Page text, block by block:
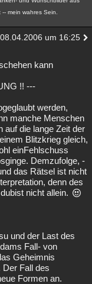
mein wahres Sein.
08.04.2006 um 16:25
kann
!! ---
werden,
manche Menschen
auf die lange Zeit der
Blitzkrieg gleich,
einFehlschuss
Demzufolge, -
das Rätsel ist nicht
denn des
nicht allein.
und der Last des
Fall- von
Geheimnis
Der Fall des
Formen an.